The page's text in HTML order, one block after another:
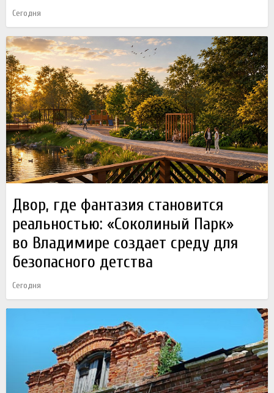
Сегодня
Двор, где фантазия становится
реальностью: «Соколиный Парк»
во Владимире создает среду для
безопасного детства
Сегодня